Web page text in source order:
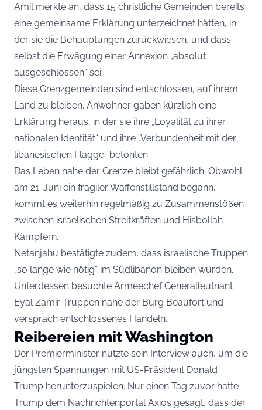
Amil merkte an, dass 15 christliche Gemeinden bereits
eine gemeinsame Erklärung unterzeichnet hätten, in
der sie die Behauptungen zurückwiesen, und dass
selbst die Erwägung einer Annexion „absolut
ausgeschlossen“ sei.
Diese Grenzgemeinden sind entschlossen, auf ihrem
Land zu bleiben. Anwohner gaben kürzlich eine
Erklärung heraus, in der sie ihre „Loyalität zu ihrer
nationalen Identität“ und ihre „Verbundenheit mit der
libanesischen Flagge“ betonten.
Das Leben nahe der Grenze bleibt gefährlich. Obwohl
am 21. Juni ein fragiler Waffenstillstand begann,
kommt es weiterhin regelmäßig zu Zusammenstößen
zwischen israelischen Streitkräften und Hisbollah-
Kämpfern.
Netanjahu bestätigte zudem, dass israelische Truppen
„so lange wie nötig“ im Südlibanon bleiben würden.
Unterdessen besuchte Armeechef Generalleutnant
Eyal Zamir Truppen nahe der Burg Beaufort und
versprach entschlossenes Handeln.
Reibereien mit Washington
Der Premierminister nutzte sein Interview auch, um die
jüngsten Spannungen mit US-Präsident Donald
Trump herunterzuspielen. Nur einen Tag zuvor hatte
Trump dem Nachrichtenportal Axios gesagt, dass der